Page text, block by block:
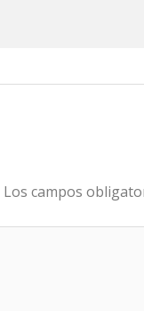
Los campos